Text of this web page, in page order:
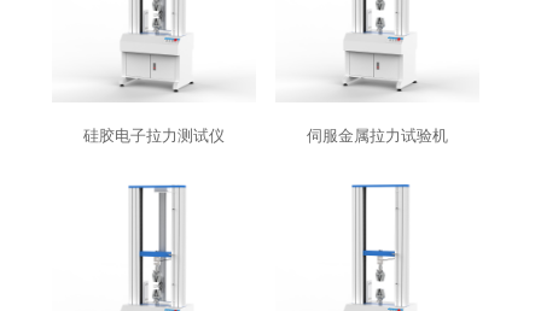
硅胶电子拉力测试仪 伺服金属拉力试验机